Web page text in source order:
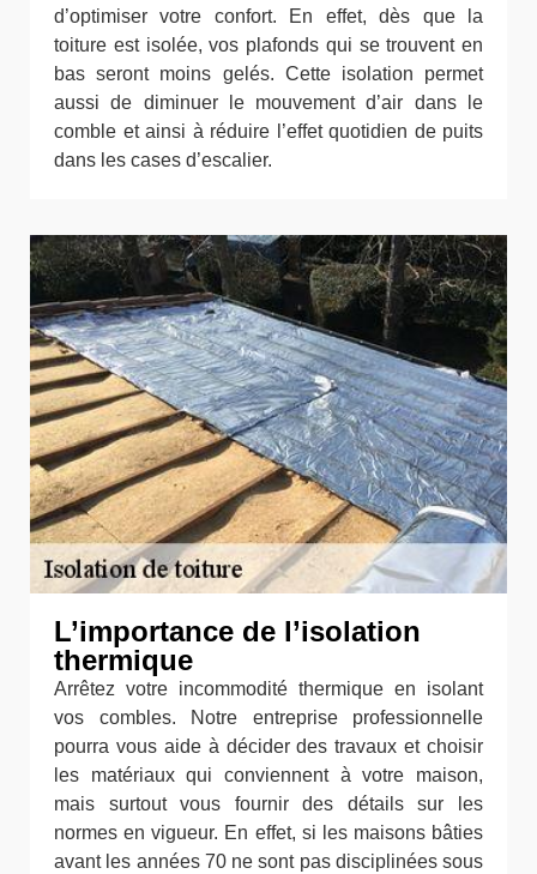
d’optimiser votre confort. En effet, dès que la
toiture est isolée, vos plafonds qui se trouvent en
bas seront moins gelés. Cette isolation permet
aussi de diminuer le mouvement d’air dans le
comble et ainsi à réduire l’effet quotidien de puits
dans les cases d’escalier.
L’importance de l’isolation
thermique
Arrêtez votre incommodité thermique en isolant
vos combles. Notre entreprise professionnelle
pourra vous aide à décider des travaux et choisir
les matériaux qui conviennent à votre maison,
mais surtout vous fournir des détails sur les
normes en vigueur. En effet, si les maisons bâties
avant les années 70 ne sont pas disciplinées sous